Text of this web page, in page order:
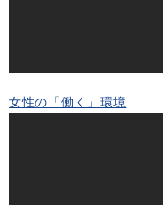
女性の「働く」環境